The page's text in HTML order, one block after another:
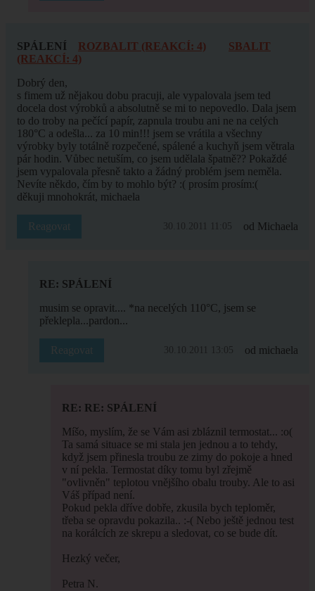
SPÁLENÍ ROZBALIT (REAKCÍ: 4)
SBALIT
(REAKCÍ: 4)
Dobrý den,
s fimem už nějakou dobu pracuji, ale vypalovala jsem ted
docela dost výrobků a absolutně se mi to nepovedlo. Dala jsem
to do troby na pečící papír, zapnula troubu ani ne na celých
180°C a odešla... za 10 min!!! jsem se vrátila a všechny
výrobky byly totálně rozpečené, spálené a kuchyň jsem větrala
pár hodin. Vůbec netuším, co jsem udělala špatně?? Pokaždé
jsem vypalovala přesně takto a žádný problém jsem neměla.
Nevíte někdo, čím by to mohlo být? :( prosím prosím:(
děkuji mnohokrát, michaela
Reagovat 30.10.2011 11:05 od Michaela
RE: SPÁLENÍ
musim se opravit.... *na necelých 110°C, jsem se
překlepla...pardon...
Reagovat 30.10.2011 13:05 od michaela
RE: RE: SPÁLENÍ
Míšo, myslím, že se Vám asi zbláznil termostat... :o(
Ta samá situace se mi stala jen jednou a to tehdy,
když jsem přinesla troubu ze zimy do pokoje a hned
v ní pekla. Termostat díky tomu byl zřejmě
"ovlivněn" teplotou vnějšího obalu trouby. Ale to asi
Váš případ není.
Pokud pekla dříve dobře, zkusila bych teploměr,
třeba se opravdu pokazila.. :-( Nebo ještě jednou test
na korálcích ze skrepu a sledovat, co se bude dít.
Hezký večer,
Petra N.